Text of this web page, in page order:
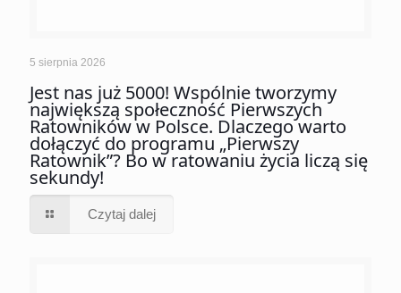
5 sierpnia 2026
Jest nas już 5000! Wspólnie tworzymy
największą społeczność Pierwszych
Ratowników w Polsce. Dlaczego warto
dołączyć do programu „Pierwszy
Ratownik”? Bo w ratowaniu życia liczą się
sekundy!
Czytaj dalej